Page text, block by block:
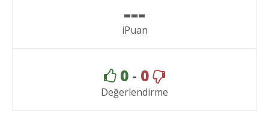
---
iPuan
0 - 0
Değerlendirme